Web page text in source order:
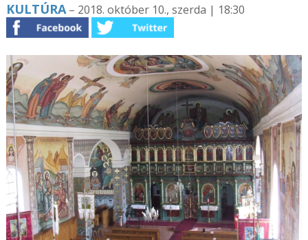
KULTÚRA– 2018. október 10., szerda | 18:30